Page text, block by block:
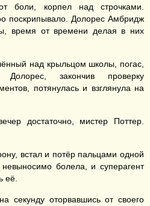
боли, корпел над строчками.
поскрипывало. Долорес Амбридж
время от времени делая в них
над крыльцом школы, погас,
закончив проверку
потянулась и взглянула на
достаточно, мистер Поттер.
встал и потёр пальцами одной
невыносимо болела, и суперагент
её.
оторвавшись от своего